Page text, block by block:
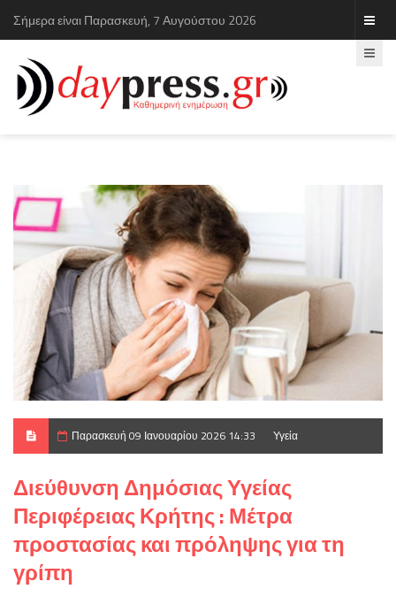
Σήμερα είναι Παρασκευή, 7 Αυγούστου 2026
Παρασκευή 09 Ιανουαρίου 2026 14:33 Υγεία
Διεύθυνση Δημόσιας Υγείας
Περιφέρειας Κρήτης : Μέτρα
προστασίας και πρόληψης για τη
γρίπη